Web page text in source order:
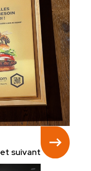
suivant